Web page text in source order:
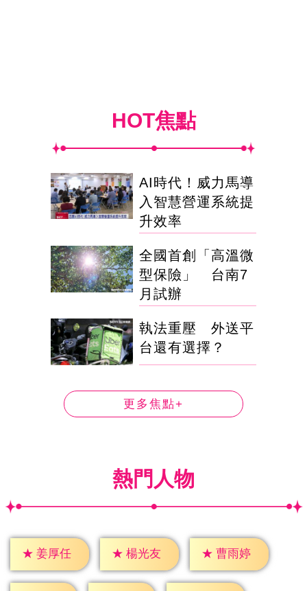
HOT焦點
AI時代！威力馬導
入智慧營運系統提
升效率
全國首創「高溫微
型保險」 台南7
月試辦
執法重壓 外送平
台還有選擇？
更多焦點+
熱門人物
★ 姜厚任 ★ 楊光友 ★ 曹雨婷